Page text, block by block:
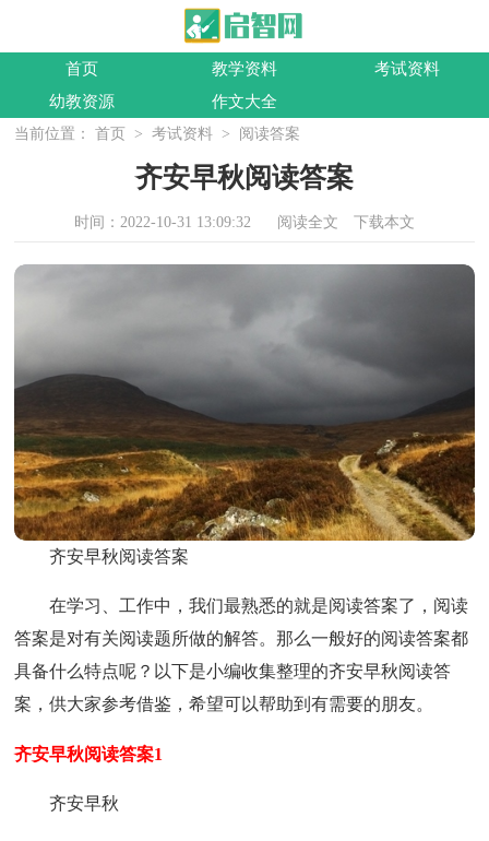
首页 教学资料
考试资料
幼教资源
作文大全
当前位置： 首页 > 考试资料 > 阅读答案
齐安早秋阅读答案
时间：2022-10-31 13:09:32 阅读全文 下载本文
齐安早秋阅读答案
在学习、工作中，我们最熟悉的就是阅读答案了，阅读
答案是对有关阅读题所做的解答。那么一般好的阅读答案都
具备什么特点呢？以下是小编收集整理的齐安早秋阅读答
案，供大家参考借鉴，希望可以帮助到有需要的朋友。
齐安早秋阅读答案1
齐安早秋